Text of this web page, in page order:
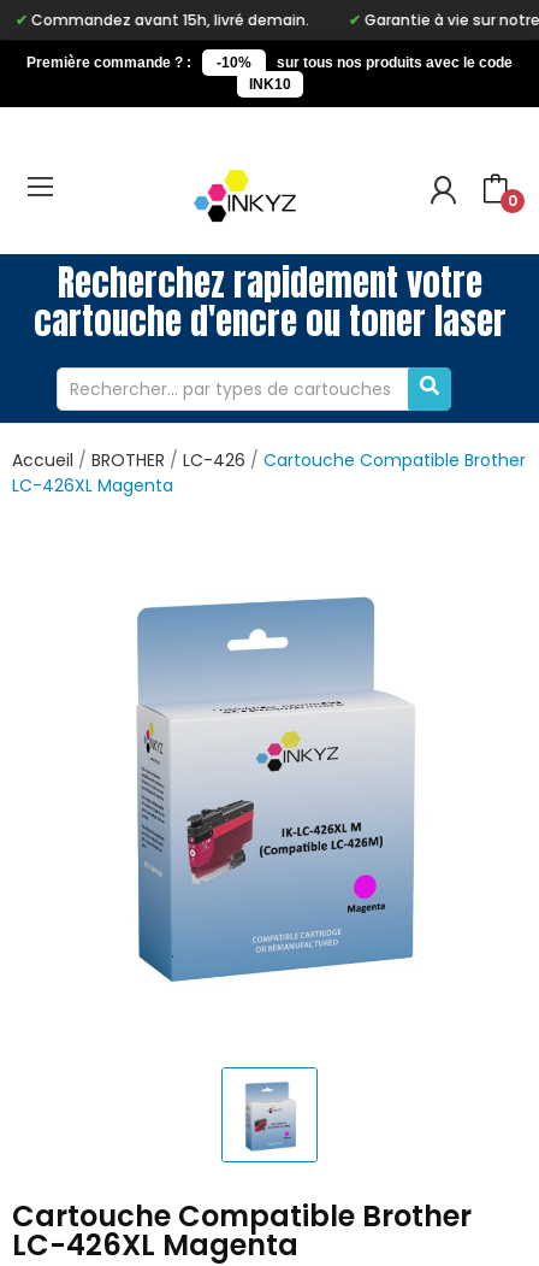
avant 15h, livré demain. Garantie à vie sur notre marque
Première commande ? : -10%
sur tous nos produits avec le code
INK10
0
Recherchez rapidement votre
cartouche d'encre ou toner laser
Accueil BROTHER LC-426
Cartouche Compatible Brother
LC-426XL Magenta
Cartouche Compatible Brother
LC-426XL Magenta